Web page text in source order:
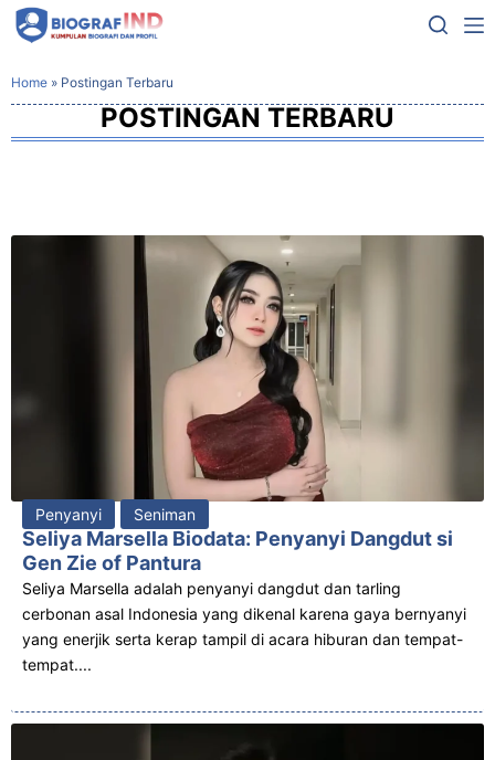
Home » Postingan Terbaru
POSTINGAN TERBARU
Penyanyi Seniman
Seliya Marsella Biodata: Penyanyi Dangdut si
Gen Zie of Pantura
Seliya Marsella adalah penyanyi dangdut dan tarling
cerbonan asal Indonesia yang dikenal karena gaya bernyanyi
yang enerjik serta kerap tampil di acara hiburan dan tempat-
tempat....